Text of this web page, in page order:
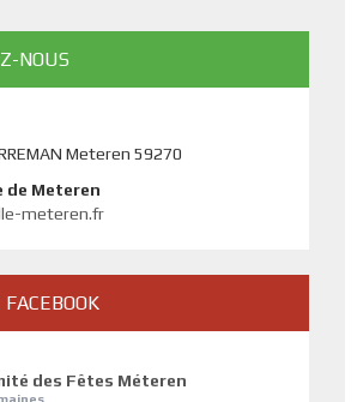
NOUS
Meteren 59270
de Meteren
meteren.fr
des Fêtes Méteren